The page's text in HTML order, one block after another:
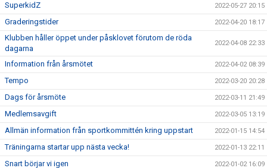
SuperkidZ 2022-05-27 20:15
Graderingstider 2022-04-20 18:17
Klubben håller öppet under påsklovet förutom de röda
dagarna
2022-04-08 22:33
Information från årsmötet 2022-04-02 08:39
Tempo 2022-03-20 20:28
Dags för årsmöte 2022-03-11 21:49
Medlemsavgift 2022-03-05 13:19
Allmän information från sportkommittén kring uppstart 2022-01-15 14:54
Träningarna startar upp nästa vecka! 2022-01-13 22:11
Snart börjar vi igen 2022-01-02 16:09